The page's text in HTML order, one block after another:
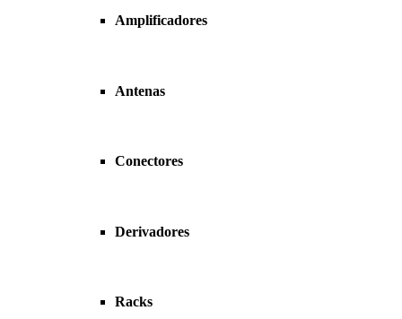
Amplificadores
Antenas
Conectores
Derivadores
Racks